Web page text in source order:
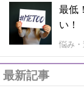
最低
い！
悩み
最新記事